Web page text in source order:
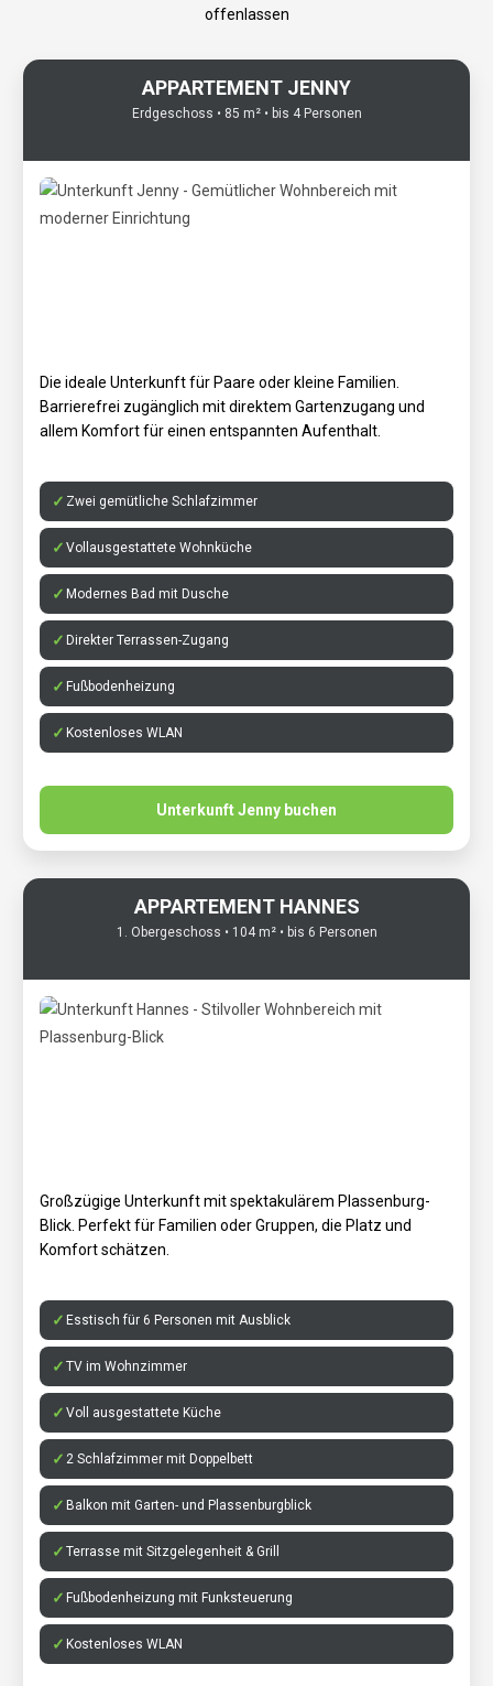
offenlassen
APPARTEMENT JENNY
Erdgeschoss • 85 m² • bis 4 Personen
Die ideale Unterkunft für Paare oder kleine Familien.
Barrierefrei zugänglich mit direktem Gartenzugang und
allem Komfort für einen entspannten Aufenthalt.
Zwei gemütliche Schlafzimmer
Vollausgestattete Wohnküche
Modernes Bad mit Dusche
Direkter Terrassen-Zugang
Fußbodenheizung
Kostenloses WLAN
Unterkunft Jenny buchen
APPARTEMENT HANNES
1. Obergeschoss • 104 m² • bis 6 Personen
Großzügige Unterkunft mit spektakulärem Plassenburg-
Blick. Perfekt für Familien oder Gruppen, die Platz und
Komfort schätzen.
Esstisch für 6 Personen mit Ausblick
TV im Wohnzimmer
Voll ausgestattete Küche
2 Schlafzimmer mit Doppelbett
Balkon mit Garten- und Plassenburgblick
Terrasse mit Sitzgelegenheit & Grill
Fußbodenheizung mit Funksteuerung
Kostenloses WLAN